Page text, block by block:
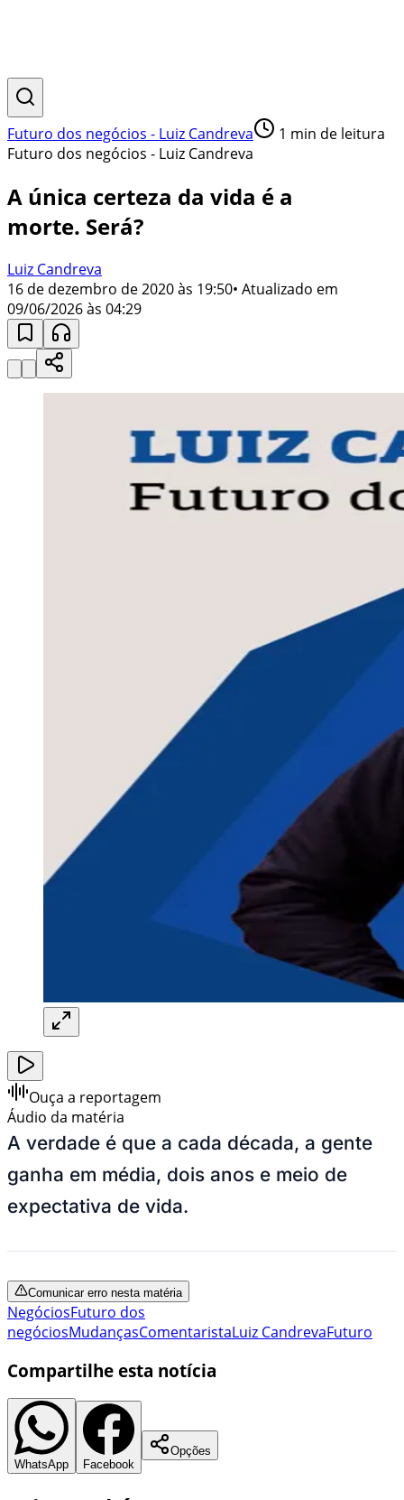
Futuro dos negócios - Luiz Candreva 1 min de leitura
Futuro dos negócios - Luiz Candreva
A única certeza da vida é a
morte. Será?
Luiz Candreva
16 de dezembro de 2020 às 19:50• Atualizado em
09/06/2026 às 04:29
Ouça a reportagem
Áudio da matéria
A verdade é que a cada década, a gente
ganha em média, dois anos e meio de
expectativa de vida.
Comunicar erro nesta matéria
NegóciosFuturo dos
negóciosMudançasComentaristaLuiz CandrevaFuturo
Compartilhe esta notícia
WhatsApp Facebook
Opções